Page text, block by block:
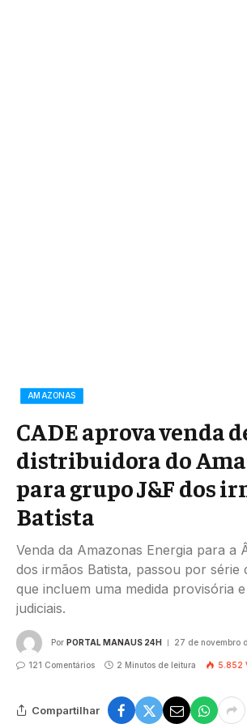
AMAZONAS
CADE aprova venda
distribuidora do
para grupo J&F dos
Batista
Venda da Amazonas Energia para a
dos irmãos Batista, passou por série
que incluem uma medida provisória
judiciais.
Por PORTAL MANAUS 24H 27 de novembro
121 Comentários 2 Minutos de leitura 5.852
Compartilhar